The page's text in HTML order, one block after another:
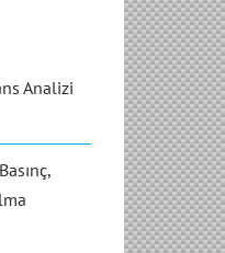
Analizi